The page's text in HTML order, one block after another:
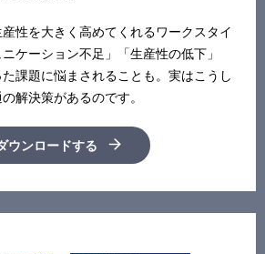
性を大きく高めてくれるワークスタイ
ケーション不足」「生産性の低下」
た課題に悩まされることも。実はこうし
解決策があるのです。
ウンロードする